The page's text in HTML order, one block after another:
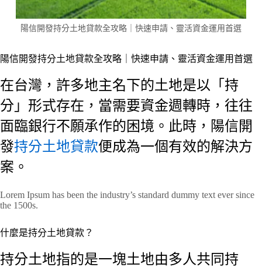
陽信開發持分土地貸款全攻略｜快速申請、靈活資金運用首選
陽信開發持分土地貸款全攻略｜快速申請、靈活資金運用首選
在台灣，許多地主名下的土地是以「持
分」形式存在，當需要資金週轉時，往往
面臨銀行不願承作的困境。此時，陽信開
發持分土地貸款便成為一個有效的解決方
案。
Lorem Ipsum has been the industry’s standard dummy text ever since
the 1500s.
什麼是持分土地貸款？
持分土地指的是一塊土地由多人共同持